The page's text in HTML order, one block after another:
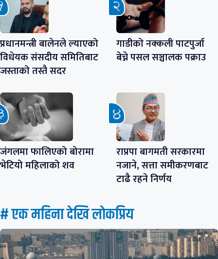
प्रधानमन्त्री बालेनले ल्याएको
विधेयक संसदीय समितिबाट
जस्ताको तस्तै सदर
गाडीको नक्कली पाटपुर्जा
बेच्ने पसल सञ्चालक पक्राउ
जंगलमा फालिएको बोरामा
भेटियो महिलाको शव
राप्रपा बागमती सरकारमा
नजाने, सत्ता समीकरणबाट
टाढै रहने निर्णय
# एक महिना देखि लाेकप्रिय